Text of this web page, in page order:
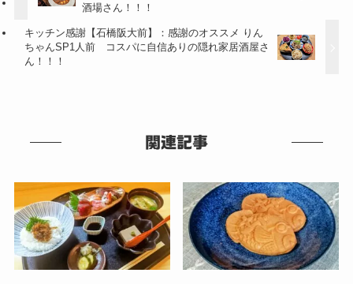
酒場さん！！！
キッチン感謝【石橋阪大前】：感謝のオススメ りん
ちゃんSP1人前 コスパに自信ありの隠れ家居酒屋さ
ん！！！
関連記事